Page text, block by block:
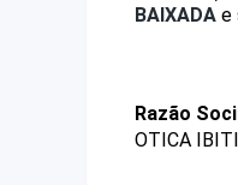
BAIXADA e
Razão
OTICA